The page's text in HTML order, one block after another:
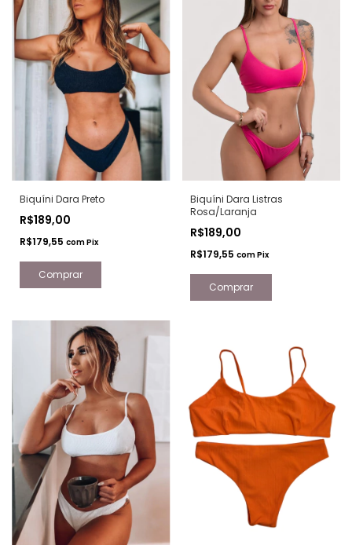
Biquíni Dara Preto
R$189,00
R$179,55 comPix
Comprar
Biquíni Dara Listras
Rosa/Laranja
R$189,00
R$179,55 comPix
Comprar